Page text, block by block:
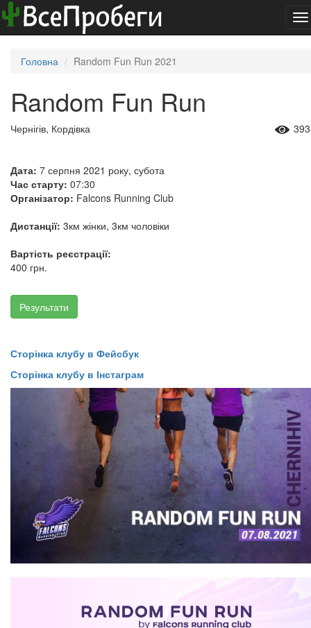
Головна Random Fun Run 2021
Random Fun Run
Чернігів, Кордівка
Дата: 7 серпня 2021 року, субота
Час старту: 07:30
Організатор: Falcons Running Club
Дистанції: 3км жінки, 3км чоловіки
Вартість реєстрації:
400 грн.
Результати
Сторінка клубу в Фейсбук
Сторінка клубу в Інстаграм